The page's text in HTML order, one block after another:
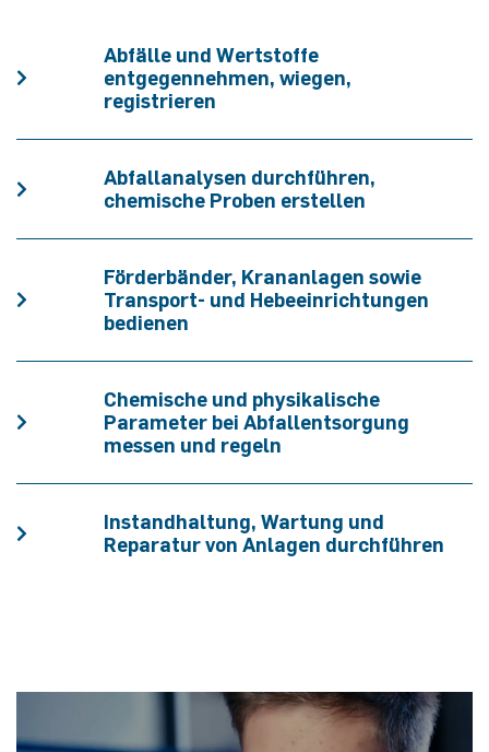
Abfälle und Wertstoffe
entgegennehmen, wiegen,
registrieren
Abfallanalysen durchführen,
chemische Proben erstellen
Förderbänder, Krananlagen sowie
Transport- und Hebeeinrichtungen
bedienen
Chemische und physikalische
Parameter bei Abfallentsorgung
messen und regeln
Instandhaltung, Wartung und
Reparatur von Anlagen durchführen